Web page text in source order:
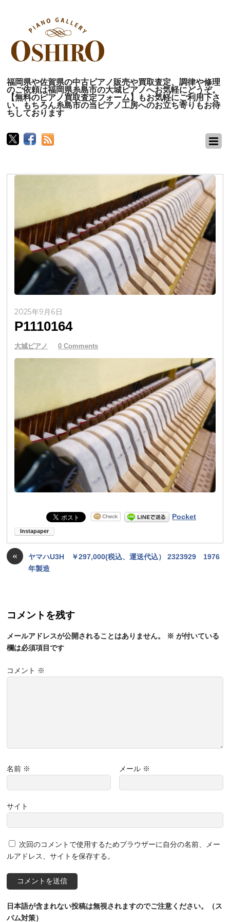
福岡県や佐賀県の中古ピアノ販売や買取査定、調律や修理
のご依頼は福岡県糸島市の大城ピアノへお気軽にどうぞ。
【無料のピアノ買取査定フォーム】もお気軽にご利用下さ
い。もちろん糸島市の当ピアノ工房へのお立ち寄りもお待
ちしております
2025年9月6日
P1110164
大城ピアノ 0 Comments
Pocket
«
ヤマハU3H ￥297,000(税込、運送代込） 2323929 1976
年製造
コメントを残す
メールアドレスが公開されることはありません。 ※ が付いている
欄は必須項目です
コメント ※
名前 ※ メール ※
サイト
次回のコメントで使用するためブラウザーに自分の名前、メー
ルアドレス、サイトを保存する。
日本語が含まれない投稿は無視されますのでご注意ください。（ス
パム対策）